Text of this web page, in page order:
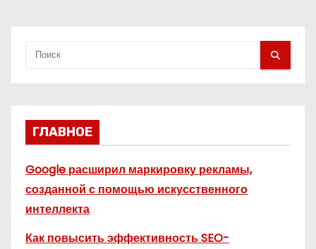
ГЛАВНОЕ
Google расширил маркировку рекламы,
созданной с помощью искусственного
интеллекта
Как повысить эффективность SEO-